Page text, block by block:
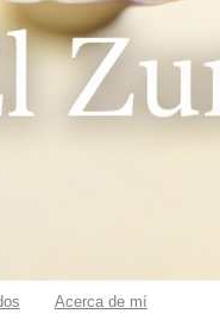
Acerca de mí